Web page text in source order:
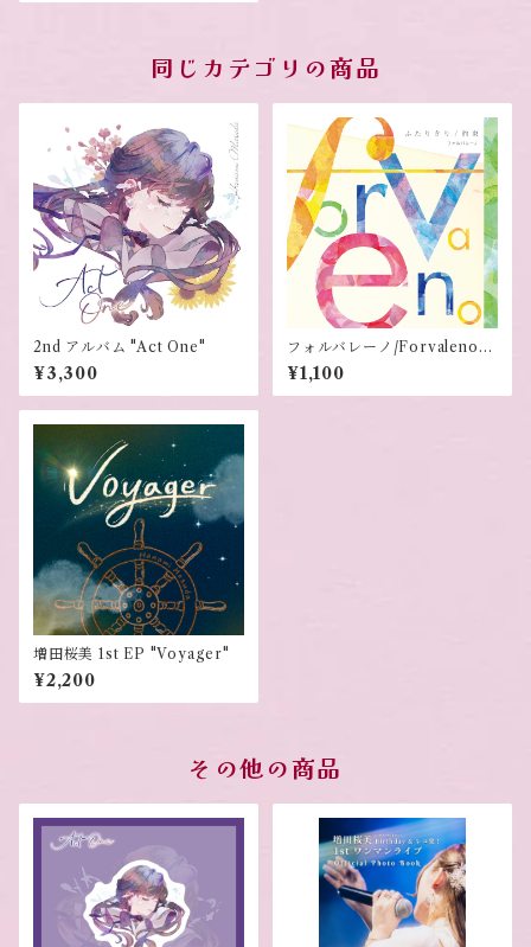
同じカテゴリの商品
2nd アルバム "Act One"
¥3,300
フォルバレーノ/Forvalenoフ
ァーストシングル ふたりき
り/約束
¥1,100
増田桜美 1st EP "Voyager"
¥2,200
その他の商品